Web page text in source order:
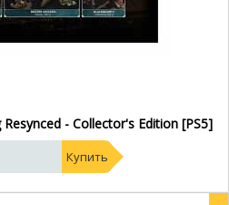
- Collector's Edition [PS5]
Купить